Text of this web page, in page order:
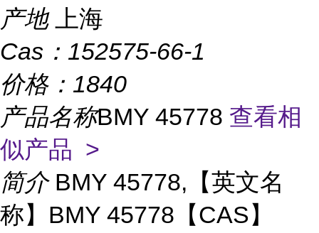
产地
上海
Cas： 152575-66-1
价格： 1840
产品名称BMY 45778 查看相
似产品 >
简介 BMY 45778,【英文名
称】BMY 45778【CAS】